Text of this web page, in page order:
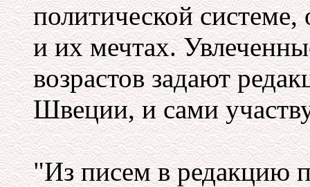
политической
и их мечтах.
возрастов задают
Швеции, и сами
"Из писем в редакцию